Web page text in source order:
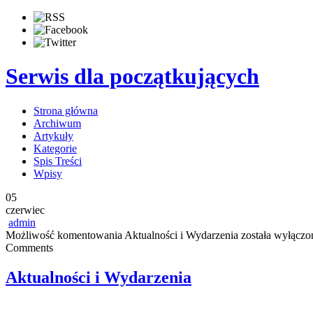
Serwis dla początkujących
Strona główna
Archiwum
Artykuły
Kategorie
Spis Treści
Wpisy
05
czerwiec
admin
Możliwość komentowania Aktualności i Wydarzenia została
Comments
Aktualności i Wydarzenia